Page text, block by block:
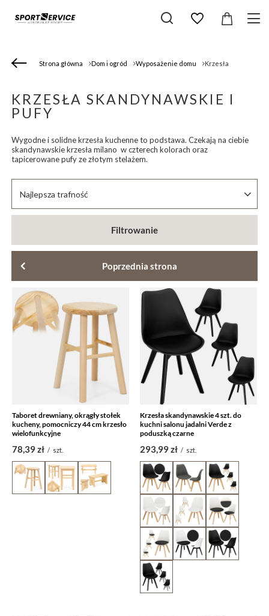
Strona główna Dom i ogród Wyposażenie domu Krzesła
KRZESŁA SKANDYNAWSKIE I
PUFY
Wygodne i solidne krzesła kuchenne to podstawa. Czekają na ciebie
skandynawskie krzesła milano w czterech kolorach oraz
tapicerowane pufy ze złotym stelażem.
Zmień sortowanie
Najlepsza trafność
Filtrowanie
Poprzednia strona
Taboret drewniany, okrągły stołek
kucheny, pomocniczy 44 cm krzesło
wielofunkcyjne
78,39 zł / szt.
Krzesła skandynawskie 4 szt. do
kuchni salonu jadalni Verde z
poduszką czarne
293,99 zł / szt.